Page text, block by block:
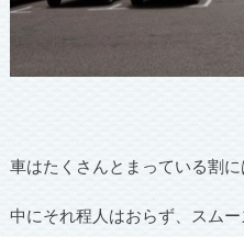
車はたくさんとまっている割に
中にそれ程人はおらず、スムー